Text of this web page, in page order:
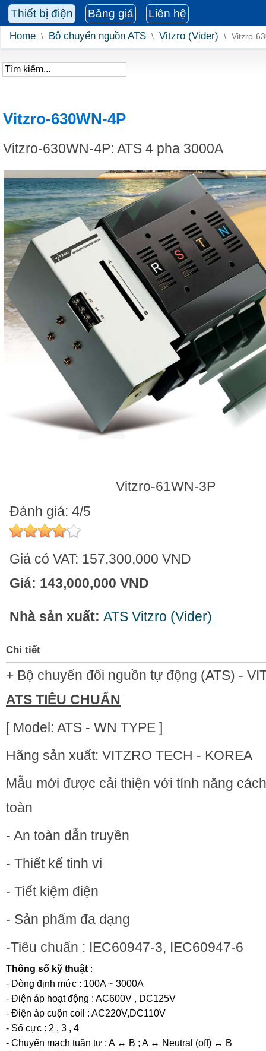
Thiết bị điện Bảng giá Liên hệ
Home \ Bộ chuyển nguồn ATS \ Vitzro (Vider) \ Vitzro-
Vitzro-630WN-4P
Vitzro-630WN-4P: ATS 4 pha 3000A
Vitzro-61WN-3P
Đánh giá: 4/5
Giá có VAT: 157,300,000 VND
Giá: 143,000,000 VND
Nhà sản xuất: ATS Vitzro (Vider)
Chi tiết
+ Bộ chuyển đổi nguồn tự động (ATS) -
ATS TIÊU CHUẨN
[ Model: ATS - WN TYPE ]
Hãng sản xuất: VITZRO TECH - KOREA
Mẫu mới được cải thiện với tính năng
toàn
- An toàn dẫn truyền
- Thiết kế tinh vi
- Tiết kiệm điện
- Sản phẩm đa dạng
-Tiêu chuẩn : IEC60947-3, IEC60947-6
Thông số kỹ thuật :
- Dòng định mức : 100A ~ 3000A
- Điện áp hoạt động : AC600V , DC125V
- Điện áp cuộn coil : AC220V,DC110V
- Số cực : 2 , 3 , 4
- Chuyển mạch tuần tự : A ↔ B ; A ↔ Neutral (off) ↔ B